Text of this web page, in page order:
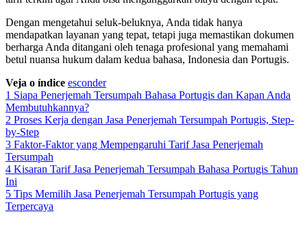
Dengan mengetahui seluk-beluknya, Anda tidak hanya
mendapatkan layanan yang tepat, tetapi juga memastikan dokumen
berharga Anda ditangani oleh tenaga profesional yang memahami
betul nuansa hukum dalam kedua bahasa, Indonesia dan Portugis.
Veja o índice esconder
1 Siapa Penerjemah Tersumpah Bahasa Portugis dan Kapan Anda
Membutuhkannya?
2 Proses Kerja dengan Jasa Penerjemah Tersumpah Portugis, Step-
by-Step
3 Faktor-Faktor yang Mempengaruhi Tarif Jasa Penerjemah
Tersumpah
4 Kisaran Tarif Jasa Penerjemah Tersumpah Bahasa Portugis Tahun
Ini
5 Tips Memilih Jasa Penerjemah Tersumpah Portugis yang
Terpercaya